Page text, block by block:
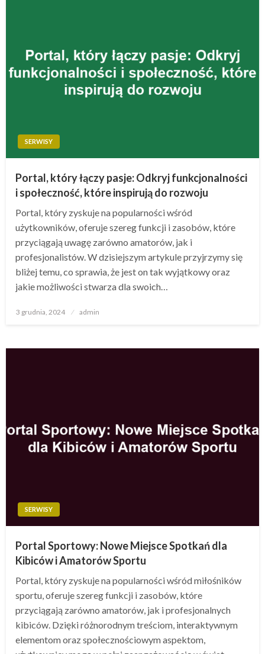
SERWISY
Portal, który łączy pasje: Odkryj funkcjonalności
i społeczność, które inspirują do rozwoju
Portal, który zyskuje na popularności wśród
użytkowników, oferuje szereg funkcji i zasobów, które
przyciągają uwagę zarówno amatorów, jak i
profesjonalistów. W dzisiejszym artykule przyjrzymy się
bliżej temu, co sprawia, że jest on tak wyjątkowy oraz
jakie możliwości stwarza dla swoich…
Opublikowane
3 grudnia, 2024 admin
SERWISY
Portal Sportowy: Nowe Miejsce Spotkań dla
Kibiców i Amatorów Sportu
Portal, który zyskuje na popularności wśród miłośników
sportu, oferuje szereg funkcji i zasobów, które
przyciągają zarówno amatorów, jak i profesjonalnych
kibiców. Dzięki różnorodnym treściom, interaktywnym
elementom oraz społecznościowym aspektom,